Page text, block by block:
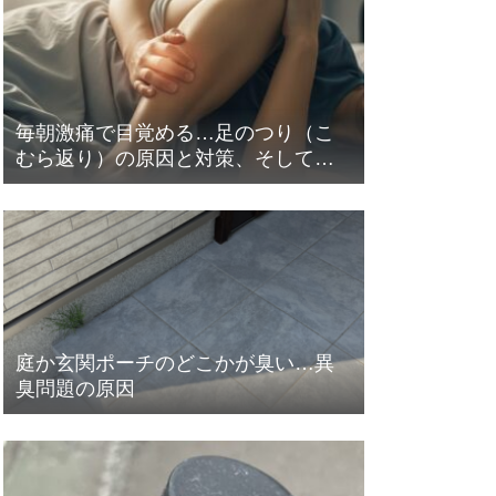
毎朝激痛で目覚める…足のつり（こ
むら返り）の原因と対策、そして意
外な盲点とは？
庭か玄関ポーチのどこかが臭い…異
臭問題の原因